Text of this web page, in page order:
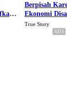
Berpisah
Ekonomi
Karena Cinta
True Story